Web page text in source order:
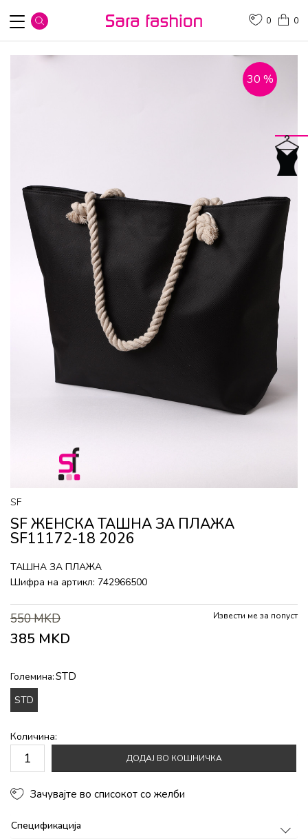
0
0
30 %
SF
SF ЖЕНСКА ТАШНА ЗА ПЛАЖА
SF11172-18 2026
ТАШНА ЗА ПЛАЖА
Шифра на артикл: 742966500
550MKD
385 MKD
Извести ме за попуст
Големина:STD
STD
Количина:
ДОДАЈ ВО КОШНИЧКА
Зачувајте во списокот со желби
Спецификација